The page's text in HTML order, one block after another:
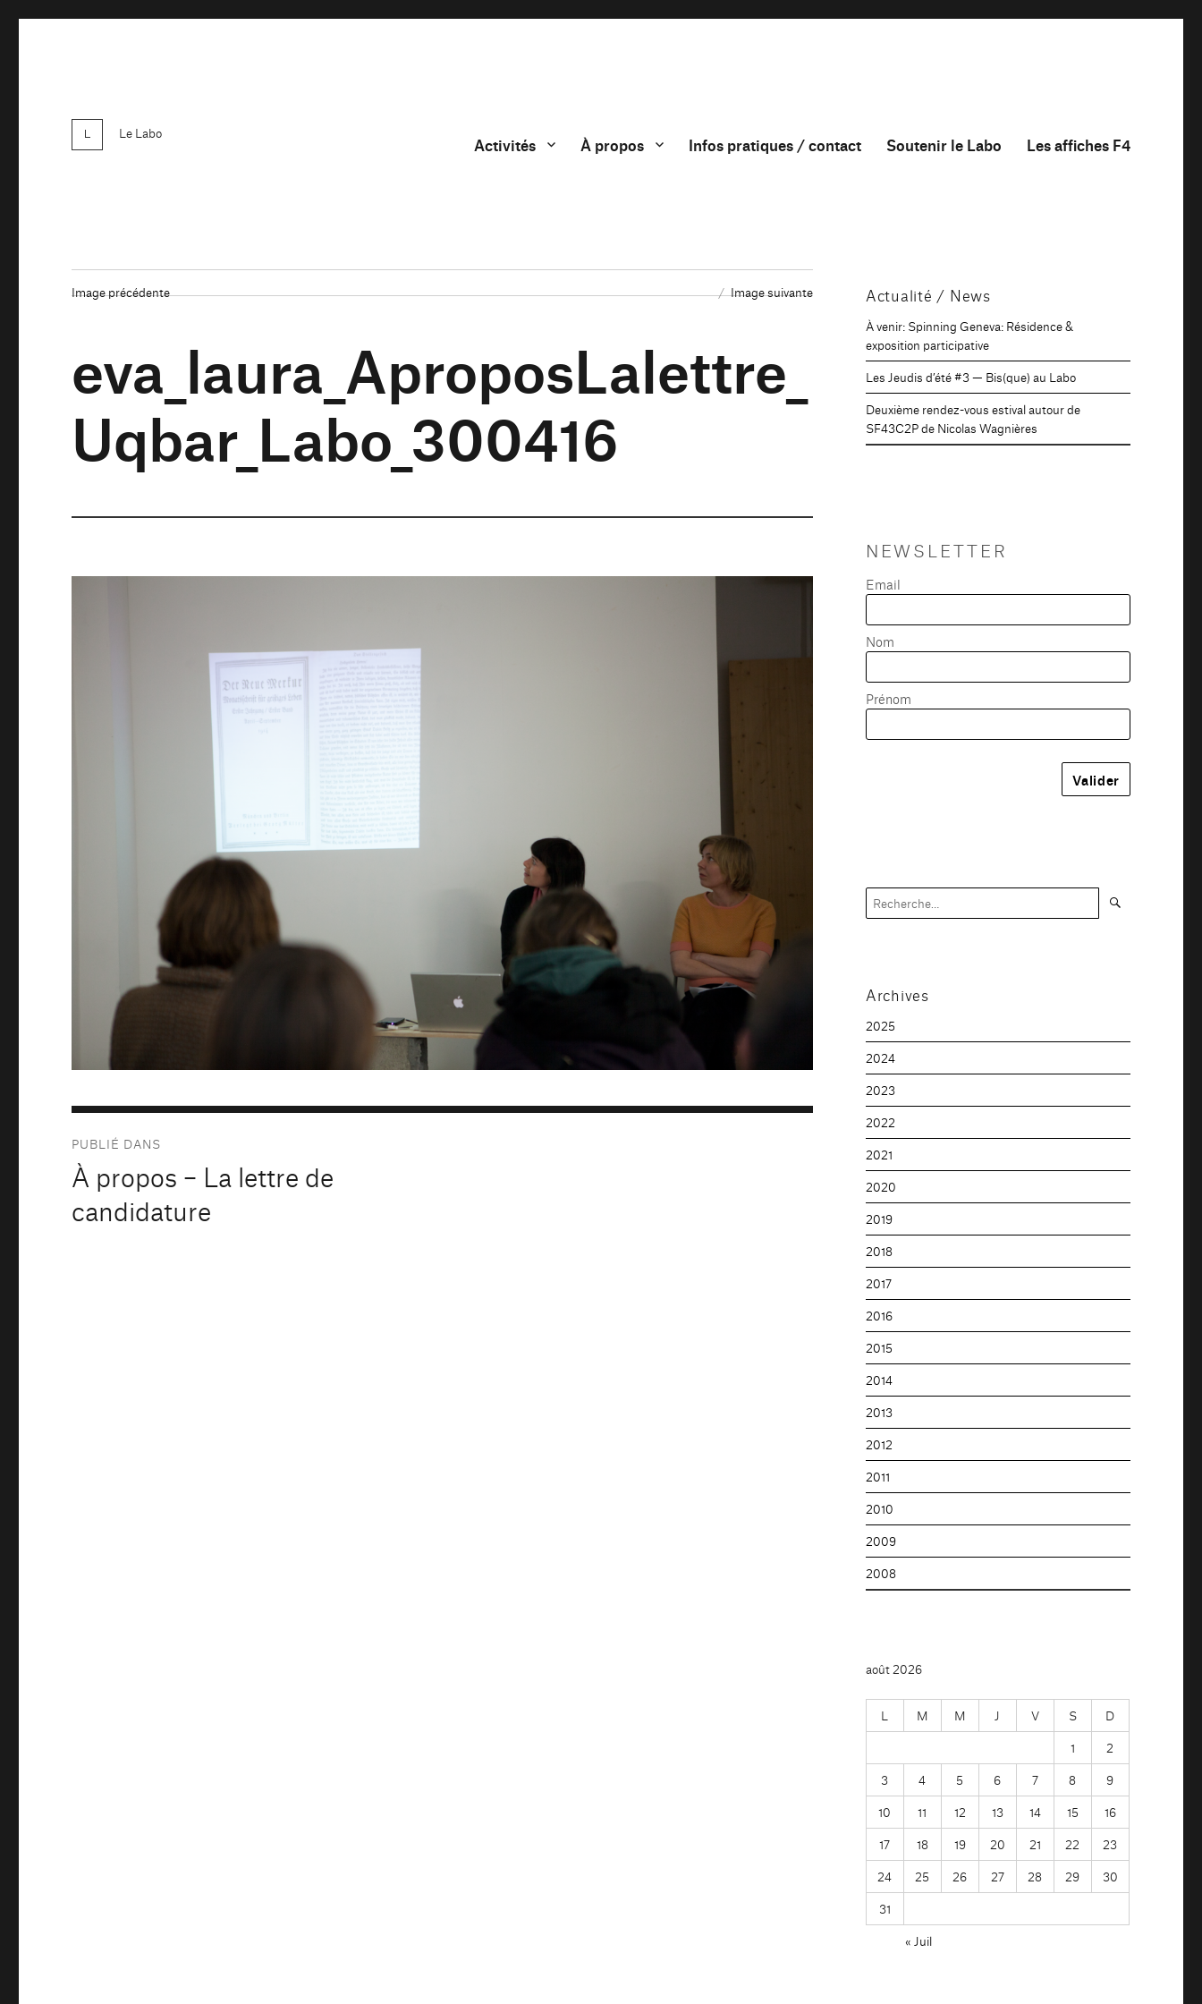
Le Labo
Activités À propos Infos pratiques / contact Soutenir le Labo Les affiches F4
Image précédente Image suivante
eva_laura_AproposLalettre_
Uqbar_Labo_300416
de
l’article
PUBLIÉ DANS
À propos – La lettre de
candidature
Actualité / News
À venir: Spinning Geneva: Résidence &
exposition participative
Les Jeudis d’été #3 — Bis(que) au Labo
Deuxième rendez-vous estival autour de
SF43C2P de Nicolas Wagnières
NEWSLETTER
Email
Nom
Prénom
Recherche
pour :
Archives
2025
2024
2023
2022
2021
2020
2019
2018
2017
2016
2015
2014
2013
2012
2011
2010
2009
2008
août 2026
L M M J V S
D
1
2
3
4 5 6 7 8
9
10
11 12 13 14 15
16
17
18 19 20 21 22
23
24
25 26 27 28 29
30
31
« Juil